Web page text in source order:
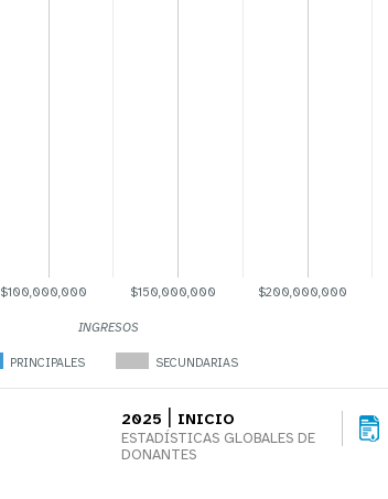
PRINCIPALES SECUNDARIAS
$100,000,000 $150,000,000 $200,000,000
INGRESOS
2025 INICIO
ESTADÍSTICAS GLOBALES DE
DONANTES